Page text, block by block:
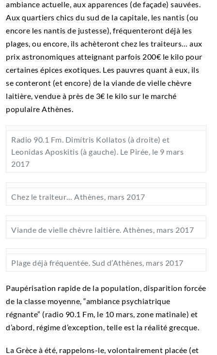
ambiance actuelle, aux apparences (de façade) sauvées.
Aux quartiers chics du sud de la capitale, les nantis (ou
encore les nantis de justesse), fréquenteront déjà les
plages, ou encore, ils achèteront chez les traiteurs… aux
prix astronomiques atteignant parfois 200€ le kilo pour
certaines épices exotiques. Les pauvres quant à eux, ils
se conteront (et encore) de la viande de vielle chèvre
laitière, vendue à près de 3€ le kilo sur le marché
populaire Athènes.
Radio 90.1 Fm. Dimítris Kollatos (à droite) et
Leonidas Aposkitis (à gauche). Le Pirée, le 9 mars
2017
Chez le traiteur… Athènes, mars 2017
Viande de vielle chèvre laitière. Athènes, mars 2017
Plage déjà fréquentée. Sud d’Athènes, mars 2017
Paupérisation rapide de la population, disparition forcée
de la classe moyenne, “ambiance psychiatrique
régnante” (radio 90.1 Fm, le 10 mars, zone matinale) et
d’abord, régime d’exception, telle est la réalité grecque.
La Grèce à été, rappelons-le, volontairement placée (et